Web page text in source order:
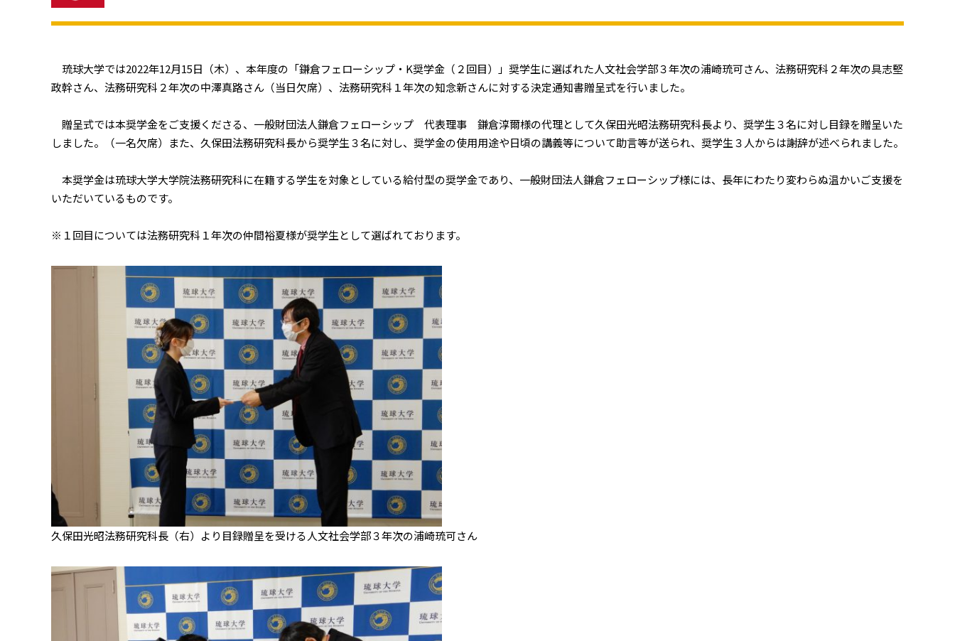
琉球大学では2022年12月15日（木）、本年度の「鎌倉フェローシップ・K奨学金（２回目）」奨学生に選ばれた人文社会学部３年次の浦崎琉可さん、法務研究科２年次の具志堅
政幹さん、法務研究科２年次の中澤真路さん（当日欠席）、法務研究科１年次の知念新さんに対する決定通知書贈呈式を行いました。
贈呈式では本奨学金をご支援くださる、一般財団法人鎌倉フェローシップ 代表理事 鎌倉淳爾様の代理として久保田光昭法務研究科長より、奨学生３名に対し目録を贈呈いた
しました。（一名欠席）また、久保田法務研究科長から奨学生３名に対し、奨学金の使用用途や日頃の講義等について助言等が送られ、奨学生３人からは謝辞が述べられました。
本奨学金は琉球大学大学院法務研究科に在籍する学生を対象としている給付型の奨学金であり、一般財団法人鎌倉フェローシップ様には、長年にわたり変わらぬ温かいご支援を
いただいているものです。
※１回目については法務研究科１年次の仲間裕夏様が奨学生として選ばれております。
久保田光昭法務研究科長（右）より目録贈呈を受ける人文社会学部３年次の浦崎琉可さん